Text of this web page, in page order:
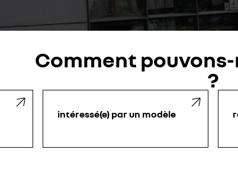
Comment
?
intéressé(e) par un modèle